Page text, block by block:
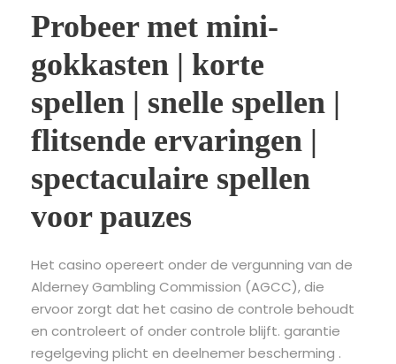
Probeer met mini-
gokkasten | korte
spellen | snelle spellen |
flitsende ervaringen |
spectaculaire spellen
voor pauzes
Het casino opereert onder de vergunning van de
Alderney Gambling Commission (AGCC), die
ervoor zorgt dat het casino de controle behoudt
en controleert of onder controle blijft. garantie
regelgeving plicht en deelnemer bescherming .